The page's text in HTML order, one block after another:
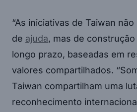
“As iniciativas de Taiwan
de ajuda, mas de
longo prazo, baseadas em
valores compartilhados.
Taiwan compartilham uma
reconhecimento